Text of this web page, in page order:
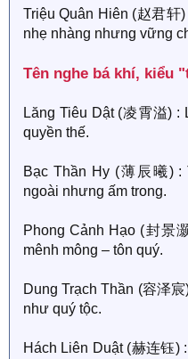
Triệu Quân Hiên (赵君轩
nhẹ nhàng nhưng vững
Tên nghe bá khí, kiểu
Lăng Tiêu Dật (凌霄溢)
quyền thế.
Bạc Thần Hy (薄辰曦) :
ngoài nhưng ấm trong.
Phong Cảnh Hạo (封景
mênh mông – tôn quý.
Dung Trạch Thần (容泽
như quý tộc.
Hách Liên Duật (赫连钰)